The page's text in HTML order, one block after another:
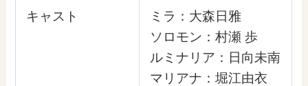
キャスト
ミラ：大森日雅
ソロモン：村瀬 歩
ルミナリア：日向未南
マリアナ：堀江由衣